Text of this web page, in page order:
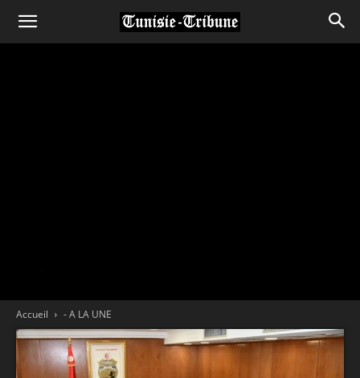
Accueil - A LA UNE